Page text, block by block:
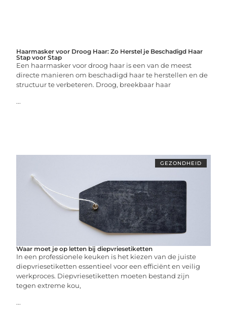
Haarmasker voor Droog Haar: Zo Herstel je Beschadigd Haar
Stap voor Stap
Een haarmasker voor droog haar is een van de meest
directe manieren om beschadigd haar te herstellen en de
structuur te verbeteren. Droog, breekbaar haar
...
GEZONDHEID
Waar moet je op letten bij diepvriesetiketten
In een professionele keuken is het kiezen van de juiste
diepvriesetiketten essentieel voor een efficiënt en veilig
werkproces. Diepvriesetiketten moeten bestand zijn
tegen extreme kou,
...